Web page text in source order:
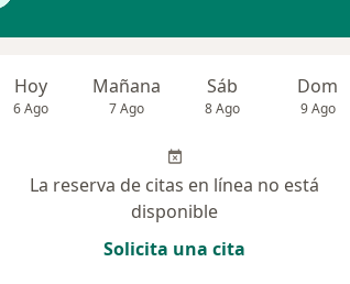
Hoy
6 Ago
Mañana
7 Ago
Sáb
8 Ago
Dom
9 Ago
La reserva de citas en línea no está
disponible
Solicita una cita